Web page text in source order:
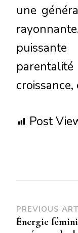
une
croissance,
Post
PREVIOUS
Énergie